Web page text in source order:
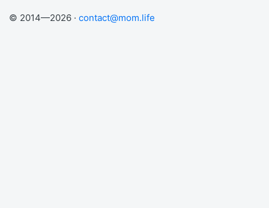
© 2014—2026 · contact@mom.life